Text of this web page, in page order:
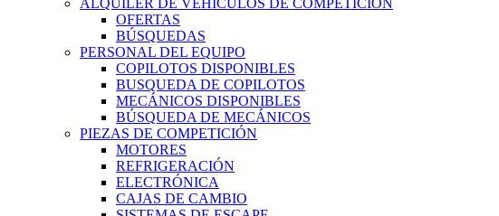
ALQUILER DE VEHÍCULOS DE COMPETICIÓN
OFERTAS
BÚSQUEDAS
PERSONAL DEL EQUIPO
COPILOTOS DISPONIBLES
BUSQUEDA DE COPILOTOS
MECÁNICOS DISPONIBLES
BÚSQUEDA DE MECÁNICOS
PIEZAS DE COMPETICIÓN
MOTORES
REFRIGERACIÓN
ELECTRÓNICA
CAJAS DE CAMBIO